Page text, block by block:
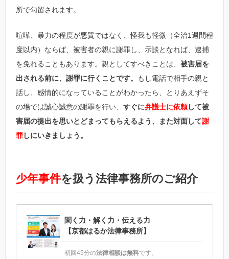
所で勾留されます。
喧嘩、暴力の程度が悪質ではなく、怪我も軽微（全治1週間程
度以内）ならば、被害者の親に謝罪し、示談となれば、逮捕
を免れることもあります。親としてすべきことは、 被害届を
出される前に、謝罪に行くことです。
もし電話で相手の親と
話し、感情的になっていることがわかったら、とりあえずそ
の場では誠心誠意の謝罪を行い、 すぐに弁護士に依頼して被
害届の提出を思いとどまってもらえるよう、また対面して謝
罪しにいきましょう。
少年事件を扱う法律事務所のご紹介
聞く力・解く力・伝える力
【京都はるか法律事務所】
初回45分の法律相談は無料です。